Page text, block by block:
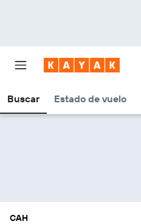
Buscar Estado de vuelo
CAH